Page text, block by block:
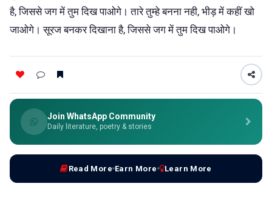
है, जिससे जग में तुम दिख पाओगे। तारे तुम्हे बनना नही, भीड़ में कहीं खो
जाओगे। सूरज बनकर दिखाना है, जिससे जग में तुम दिख पाओगे।
Join WhatsApp Community
Daily literature, poetry & stories
Read More Earn More Learn More